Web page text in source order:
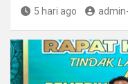
5 hari ago